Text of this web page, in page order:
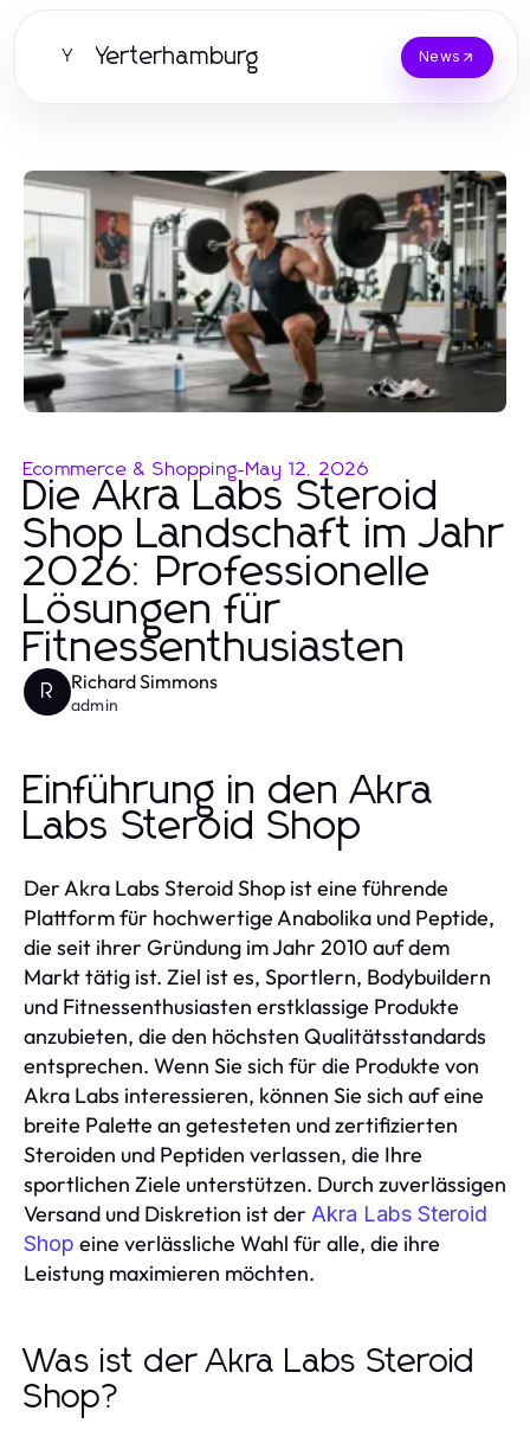
Y Yerterhamburg News
Ecommerce & Shopping-May 12, 2026
Die Akra Labs Steroid
Shop Landschaft im Jahr
2026: Professionelle
Lösungen für
Fitnessenthusiasten
R Richard Simmons
admin
Einführung in den Akra
Labs Steroid Shop
Der Akra Labs Steroid Shop ist eine führende
Plattform für hochwertige Anabolika und Peptide,
die seit ihrer Gründung im Jahr 2010 auf dem
Markt tätig ist. Ziel ist es, Sportlern, Bodybuildern
und Fitnessenthusiasten erstklassige Produkte
anzubieten, die den höchsten Qualitätsstandards
entsprechen. Wenn Sie sich für die Produkte von
Akra Labs interessieren, können Sie sich auf eine
breite Palette an getesteten und zertifizierten
Steroiden und Peptiden verlassen, die Ihre
sportlichen Ziele unterstützen. Durch zuverlässigen
Versand und Diskretion ist der Akra Labs Steroid
Shop eine verlässliche Wahl für alle, die ihre
Leistung maximieren möchten.
Was ist der Akra Labs Steroid
Shop?